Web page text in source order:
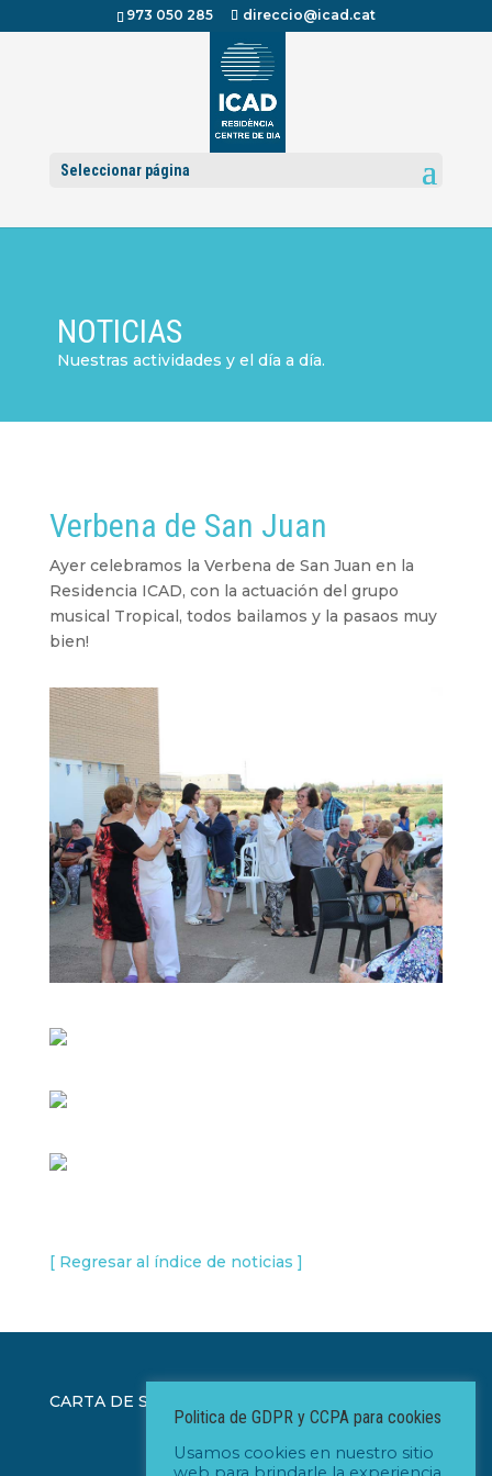
973 050 285 direccio@icad.cat
Seleccionar página
NOTICIAS
Nuestras actividades y el día a día.
Verbena de San Juan
Ayer celebramos la Verbena de San Juan en la
Residencia ICAD, con la actuación del grupo
musical Tropical, todos bailamos y la pasaos muy
bien!
[ Regresar al índice de noticias ]
CARTA DE SERVEIS ICAD
Politica de GDPR y CCPA para cookies
Usamos cookies en nuestro sitio